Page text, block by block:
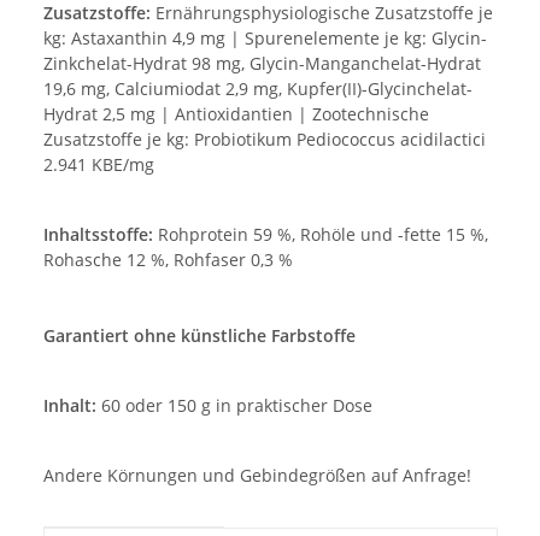
Zusatzstoffe: Ernährungsphysiologische Zusatzstoffe je
kg: Astaxanthin 4,9 mg | Spurenelemente je kg: Glycin-
Zinkchelat-Hydrat 98 mg, Glycin-Manganchelat-Hydrat
19,6 mg, Calciumiodat 2,9 mg, Kupfer(II)-Glycinchelat-
Hydrat 2,5 mg | Antioxidantien | Zootechnische
Zusatzstoffe je kg: Probiotikum Pediococcus acidilactici
2.941 KBE/mg
Inhaltsstoffe: Rohprotein 59 %, Rohöle und -fette 15 %,
Rohasche 12 %, Rohfaser 0,3 %
Garantiert ohne künstliche Farbstoffe
Inhalt: 60 oder 150 g in praktischer Dose
Andere Körnungen und Gebindegrößen auf Anfrage!